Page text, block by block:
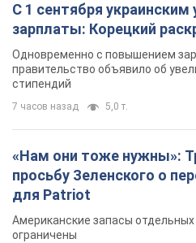
С 1 сентября
зарплаты: Корецкий
Одновременно с повышением
правительство объявило об
стипендий
7 часов назад 5,0 т.
«Нам они тоже нужны»:
просьбу Зеленского о
для Patriot
Американские запасы
ограничены